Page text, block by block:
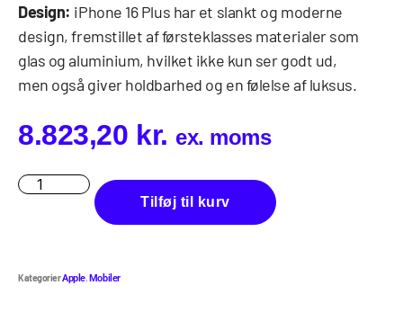
Design: iPhone 16 Plus har et slankt og moderne
design, fremstillet af førsteklasses materialer som
glas og aluminium, hvilket ikke kun ser godt ud,
men også giver holdbarhed og en følelse af luksus.
8.823,20 kr. ex. moms
Tilføj til kurv
KategorierApple,Mobiler